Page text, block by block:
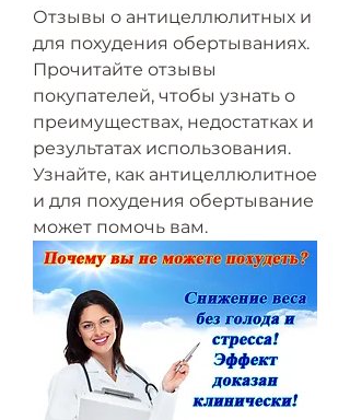
Отзывы о антицеллюлитных и
для похудения обертываниях.
Прочитайте отзывы
покупателей, чтобы узнать о
преимуществах, недостатках и
результатах использования.
Узнайте, как антицеллюлитное
и для похудения обертывание
может помочь вам.